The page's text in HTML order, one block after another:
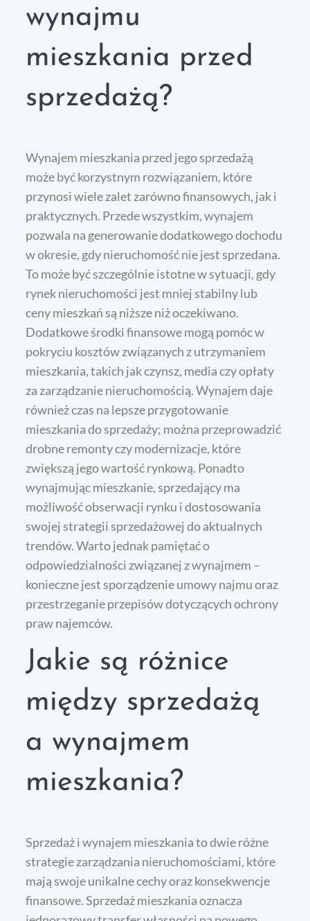
wynajmu
mieszkania przed
sprzedażą?
Wynajem mieszkania przed jego sprzedażą
może być korzystnym rozwiązaniem, które
przynosi wiele zalet zarówno finansowych, jak i
praktycznych. Przede wszystkim, wynajem
pozwala na generowanie dodatkowego dochodu
w okresie, gdy nieruchomość nie jest sprzedana.
To może być szczególnie istotne w sytuacji, gdy
rynek nieruchomości jest mniej stabilny lub
ceny mieszkań są niższe niż oczekiwano.
Dodatkowe środki finansowe mogą pomóc w
pokryciu kosztów związanych z utrzymaniem
mieszkania, takich jak czynsz, media czy opłaty
za zarządzanie nieruchomością. Wynajem daje
również czas na lepsze przygotowanie
mieszkania do sprzedaży; można przeprowadzić
drobne remonty czy modernizacje, które
zwiększą jego wartość rynkową. Ponadto
wynajmując mieszkanie, sprzedający ma
możliwość obserwacji rynku i dostosowania
swojej strategii sprzedażowej do aktualnych
trendów. Warto jednak pamiętać o
odpowiedzialności związanej z wynajmem –
konieczne jest sporządzenie umowy najmu oraz
przestrzeganie przepisów dotyczących ochrony
praw najemców.
Jakie są różnice
między sprzedażą
a wynajmem
mieszkania?
Sprzedaż i wynajem mieszkania to dwie różne
strategie zarządzania nieruchomościami, które
mają swoje unikalne cechy oraz konsekwencje
finansowe. Sprzedaż mieszkania oznacza